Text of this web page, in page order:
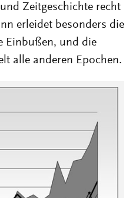
Zeitgeschichte recht
erleidet besonders die
Einbußen, und die
alle anderen Epochen.